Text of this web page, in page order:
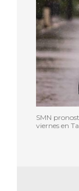
SMN
viernes en